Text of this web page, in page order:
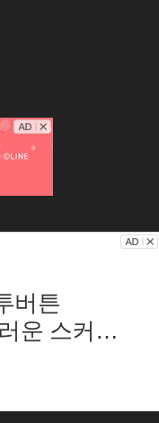
버튼
운 스커트